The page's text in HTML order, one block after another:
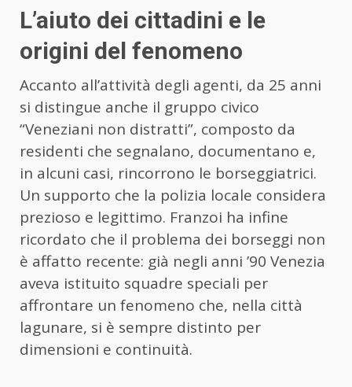
L’aiuto dei cittadini e le
origini del fenomeno
Accanto all’attività degli agenti, da 25 anni
si distingue anche il gruppo civico
“Veneziani non distratti”, composto da
residenti che segnalano, documentano e,
in alcuni casi, rincorrono le borseggiatrici.
Un supporto che la polizia locale considera
prezioso e legittimo. Franzoi ha infine
ricordato che il problema dei borseggi non
è affatto recente: già negli anni ’90 Venezia
aveva istituito squadre speciali per
affrontare un fenomeno che, nella città
lagunare, si è sempre distinto per
dimensioni e continuità.